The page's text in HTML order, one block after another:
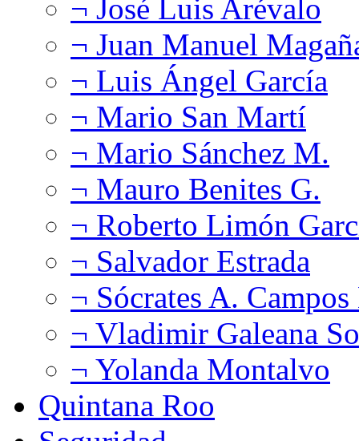
¬ José Luis Arévalo
¬ Juan Manuel
¬ Luis Ángel García
¬ Mario San Martí
¬ Mario Sánchez M.
¬ Mauro Benites G.
¬ Roberto Limón
¬ Salvador Estrada
¬ Sócrates A.
¬ Vladimir Galeana
¬ Yolanda Montalvo
Quintana Roo